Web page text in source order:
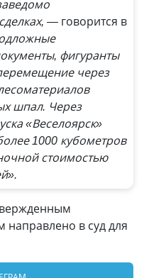
— говорится в
фигуранты
через
шпал. Через
«Веселоярск»
1000 кубометров
стоимостью
в суд для